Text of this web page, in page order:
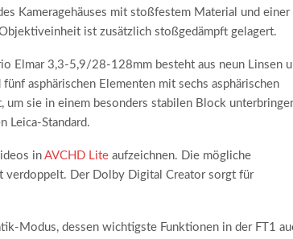
Kameragehäuses mit stoßfestem Material und einer
ist zusätzlich stoßgedämpft gelagert.
Elmar 3,3-5,9/28-128mm besteht aus neun Linsen
asphärischen Elementen mit sechs asphärischen
sie in einem besonders stabilen Block
Leica-Standard.
in AVCHD Liteaufzeichnen. Die mögliche
verdoppelt. Der Dolby Digital Creator sorgt für
Modus, dessen wichtigste Funktionen in der FT1